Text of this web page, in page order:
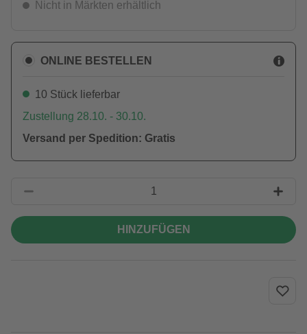
Nicht in Märkten erhältlich
ONLINE BESTELLEN
10 Stück lieferbar
Zustellung 28.10. - 30.10.
Versand per Spedition: Gratis
HINZUFÜGEN